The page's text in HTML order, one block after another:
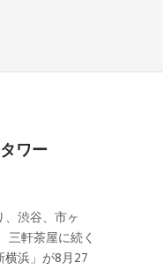
ワー
、渋谷、市ヶ
三軒茶屋に続く
横浜」が8月27